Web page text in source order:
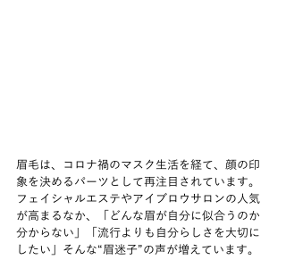
眉毛は、コロナ禍のマスク生活を経て、顔の印
象を決めるパーツとして再注目されています。
フェイシャルエステやアイブロウサロンの人気
が高まるなか、「どんな眉が自分に似合うのか
分からない」「流行よりも自分らしさを大切に
したい」そんな“眉迷子”の声が増えています。